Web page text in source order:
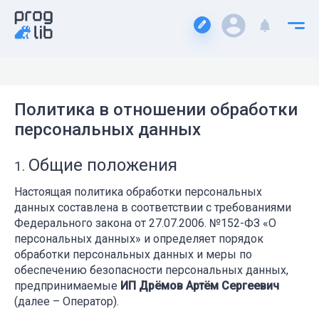
Политика в отношении обработки
персональных данных
Общие положения
Настоящая политика обработки персональных
данных составлена в соответствии с требованиями
Федерального закона от 27.07.2006. №152-ФЗ «О
персональных данных» и определяет порядок
обработки персональных данных и меры по
обеспечению безопасности персональных данных,
предпринимаемые ИП Дрёмов Артём Сергеевич
(далее – Оператор).